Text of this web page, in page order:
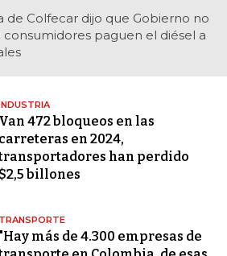
de Colfecar dijo que Gobierno no
paguen el diésel a
Van 472 bloqueos en las
carreteras en 2024,
han perdido
$2,5 billones
TRANSPORTE
"Hay más de 4.300 empresas de